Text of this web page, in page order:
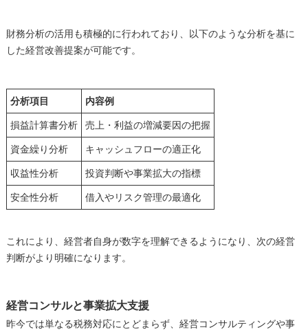
財務分析の活用も積極的に行われており、以下のような分析を基に
した経営改善提案が可能です。
分析項目
内容例
損益計算書分析 売上・利益の増減要因の把握
資金繰り分析
キャッシュフローの適正化
収益性分析
投資判断や事業拡大の指標
安全性分析
借入やリスク管理の最適化
これにより、経営者自身が数字を理解できるようになり、次の経営
判断がより明確になります。
経営コンサルと事業拡大支援
昨今では単なる税務対応にとどまらず、経営コンサルティングや事